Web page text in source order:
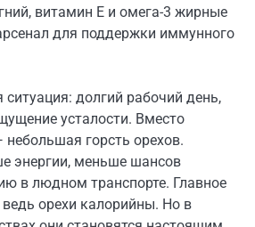
витамин E и омега-3 жирные
для поддержки иммунного
долгий рабочий день,
усталости. Вместо
горсть орехов.
энергии, меньше шансов
в людном транспорте. Главное
орехи калорийны. Но в